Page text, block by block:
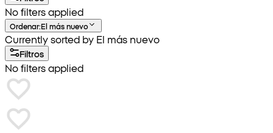
No filters applied
Ordenar:El más nuevo
Currently sorted by El más nuevo
Filtros
No filters applied